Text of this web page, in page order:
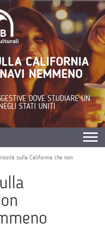
CALIFORNIA
NEMMENO
DOVE STUDIARE UN
STATI UNITI
sulla California che non